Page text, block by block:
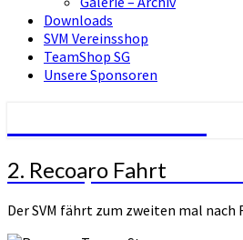
Downloads
SVM Vereinsshop
TeamShop SG
Unsere Sponsoren
SVM – Sportverein
2.
Recoaro
Fahrt
2. Recoaro Fahrt
Der SVM fährt zum zweiten mal nach